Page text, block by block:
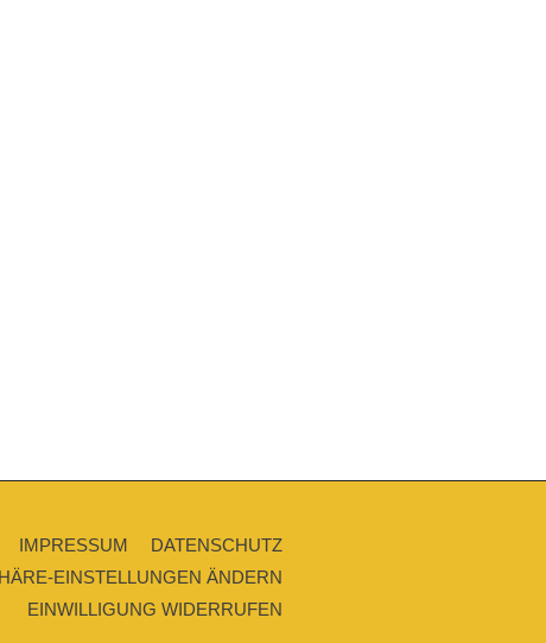
IMPRESSUM
DATENSCHUTZ
EINSTELLUNGEN ÄNDERN
EINWILLIGUNG WIDERRUFEN